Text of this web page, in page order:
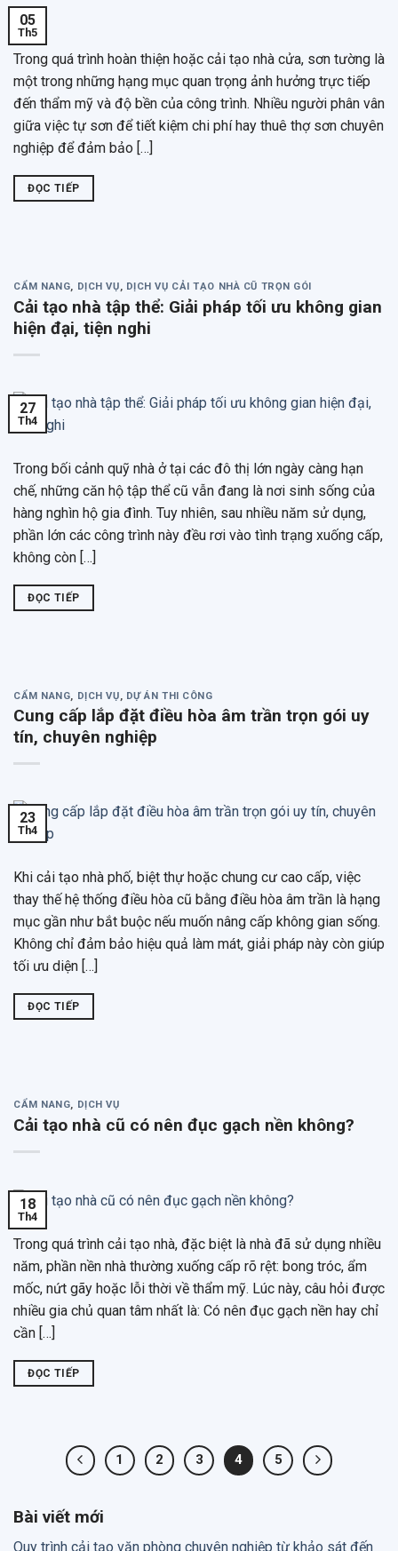
05
Th5
Trong quá trình hoàn thiện hoặc cải tạo nhà cửa, sơn tường là
một trong những hạng mục quan trọng ảnh hưởng trực tiếp
đến thẩm mỹ và độ bền của công trình. Nhiều người phân vân
giữa việc tự sơn để tiết kiệm chi phí hay thuê thợ sơn chuyên
nghiệp để đảm bảo […]
ĐỌC TIẾP
CẨM NANG, DỊCH VỤ, DỊCH VỤ CẢI TẠO NHÀ CŨ TRỌN GÓI
Cải tạo nhà tập thể: Giải pháp tối ưu không gian
hiện đại, tiện nghi
27
Th4
Trong bối cảnh quỹ nhà ở tại các đô thị lớn ngày càng hạn
chế, những căn hộ tập thể cũ vẫn đang là nơi sinh sống của
hàng nghìn hộ gia đình. Tuy nhiên, sau nhiều năm sử dụng,
phần lớn các công trình này đều rơi vào tình trạng xuống cấp,
không còn […]
ĐỌC TIẾP
CẨM NANG DỊCH VỤ DỰ ÁN THI CÔNG
Cung cấp lắp đặt điều hòa âm trần trọn gói uy
tín, chuyên nghiệp
23
Th4
Khi cải tạo nhà phố, biệt thự hoặc chung cư cao cấp, việc
thay thế hệ thống điều hòa cũ bằng điều hòa âm trần là hạng
mục gần như bắt buộc nếu muốn nâng cấp không gian sống.
Không chỉ đảm bảo hiệu quả làm mát, giải pháp này còn giúp
tối ưu diện […]
ĐỌC TIẾP
CẨM NANG, DỊCH VỤ
Cải tạo nhà cũ có nên đục gạch nền không?
18
Th4
Trong quá trình cải tạo nhà, đặc biệt là nhà đã sử dụng nhiều
năm, phần nền nhà thường xuống cấp rõ rệt: bong tróc, ẩm
mốc, nứt gãy hoặc lỗi thời về thẩm mỹ. Lúc này, câu hỏi được
nhiều gia chủ quan tâm nhất là: Có nên đục gạch nền hay chỉ
cần […]
ĐỌC TIẾP
1 2 3 4 5
Bài viết mới
Quy trình cải tạo văn phòng chuyên nghiệp từ khảo sát đến